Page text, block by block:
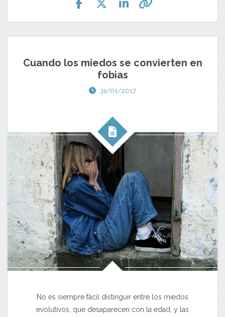
Cuando los miedos se convierten en
fobias
31/01/2017
No es siempre fácil distinguir entre los miedos
evolutivos, que desaparecen con la edad, y las